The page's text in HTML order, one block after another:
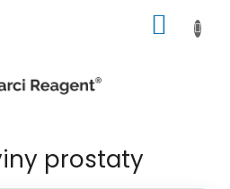
KOŠÍK
prostaty